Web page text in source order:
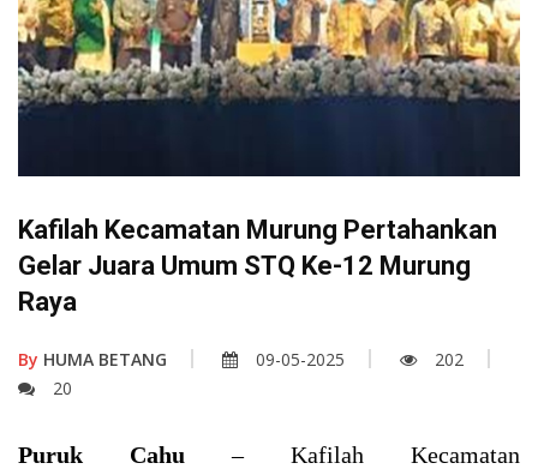
Kafilah Kecamatan Murung Pertahankan
Gelar Juara Umum STQ Ke-12 Murung
Raya
By HUMA BETANG 09-05-2025
202
20
Puruk Cahu – Kafilah Kecamatan